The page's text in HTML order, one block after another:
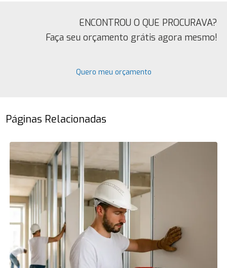
ENCONTROU O QUE PROCURAVA?
Faça seu orçamento grátis agora mesmo!
Quero meu orçamento
Páginas Relacionadas